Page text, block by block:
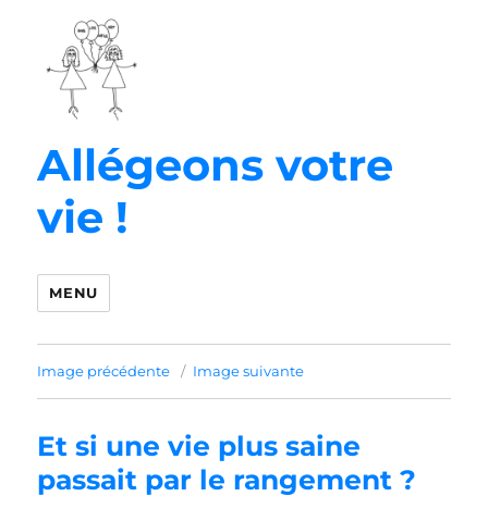
Allégeons votre
vie !
MENU
Image précédente Image suivante
Et si une vie plus saine
passait par le rangement ?